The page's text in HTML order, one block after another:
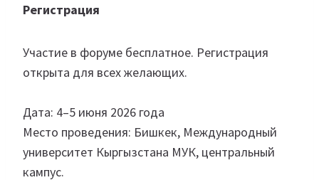
Регистрация
Участие в форуме бесплатное. Регистрация
открыта для всех желающих.
Дата: 4–5 июня 2026 года
Место проведения: Бишкек, Международный
университет Кыргызстана МУК, центральный
кампус.